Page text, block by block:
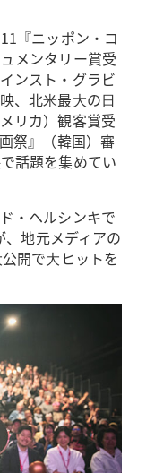
『ニッポン・コ
メンタリー賞受
ンスト・グラビ
、北⽶最⼤の⽇
リカ）観客賞受
祭』（韓国）審
話題を集めてい
・ヘルシンキで
地元メディアの
開で⼤ヒットを